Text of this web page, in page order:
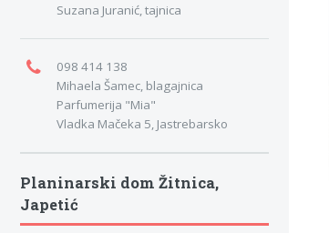
Suzana Juranić, tajnica
098 414 138
Mihaela Šamec, blagajnica
Parfumerija "Mia"
Vladka Mačeka 5, Jastrebarsko
Planinarski dom Žitnica,
Japetić